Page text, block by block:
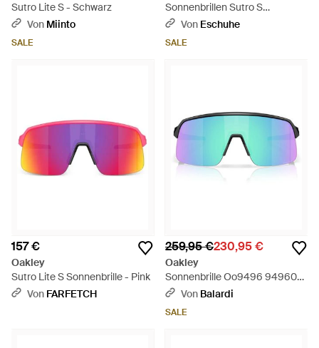
Sutro Lite S - Schwarz
Von Miinto
SALE
Sonnenbrillen Sutro S
0Oo9462-0428 - Lila
Von Eschuhe
SALE
157 €
Oakley
Sutro Lite S Sonnenbrille - Pink
Von FARFETCH
259,95 €230,95 €
Oakley
Sonnenbrille Oo9496 949605
Sutro Lite S Schwarz/Blau
Von Balardi
SALE